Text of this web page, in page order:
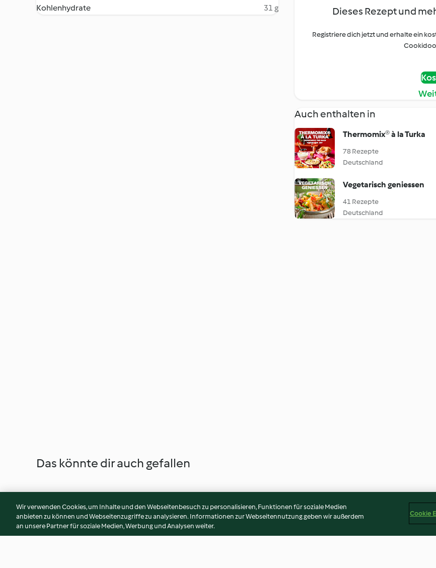
Kohlenhydrate
31 g Dieses Rezept und
Registriere dich jetzt und erhalte ein
Auch enthalten in
Thermomix® à la Turka
78 Rezepte
Deutschland
Vegetarisch geniessen
41 Rezepte
Deutschland
Das könnte dir auch gefallen
Wir verwenden Cookies, um Inhalte und den Webseitenbesuch zu personalisieren, Funktionen für soziale Medien
anbieten zu können und Webseitenzugriffe zu analysieren. Informationen zur Webseitennutzung geben wir außerdem
an unsere Partner für soziale Medien, Werbung und Analysen weiter.
Cookie